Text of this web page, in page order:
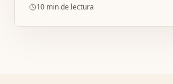
me hizo llorar la atención a construir.
10 min de lectura